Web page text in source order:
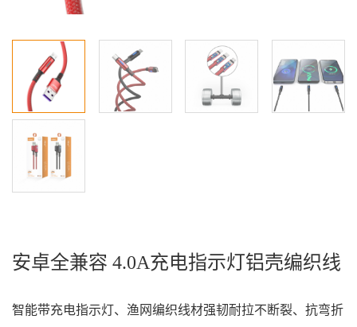
安卓全兼容 4.0A充电指示灯铝壳编织线
智能带充电指示灯、渔网编织线材强韧耐拉不断裂、抗弯折